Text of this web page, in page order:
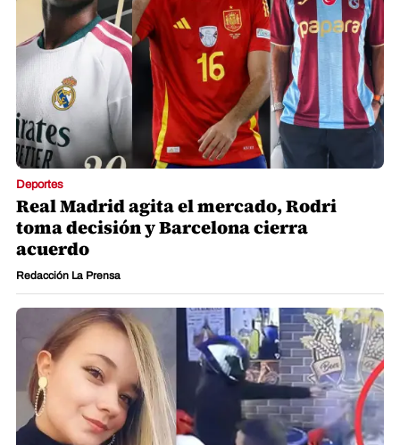
Deportes
Real Madrid agita el mercado, Rodri
toma decisión y Barcelona cierra
acuerdo
Redacción La Prensa